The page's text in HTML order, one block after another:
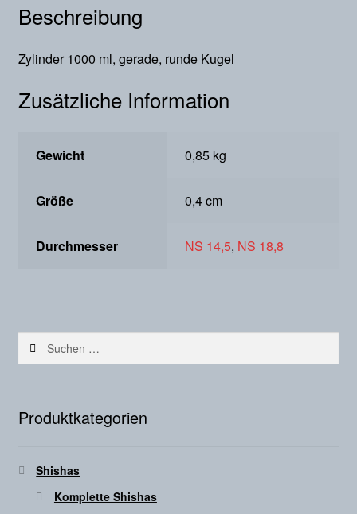
Beschreibung
Zylinder 1000 ml, gerade, runde Kugel
Zusätzliche Information
Gewicht 0,85 kg
Größe 0,4 cm
Durchmesser NS 14,5, NS 18,8
Suchen
Produktkategorien
Shishas
Komplette Shishas